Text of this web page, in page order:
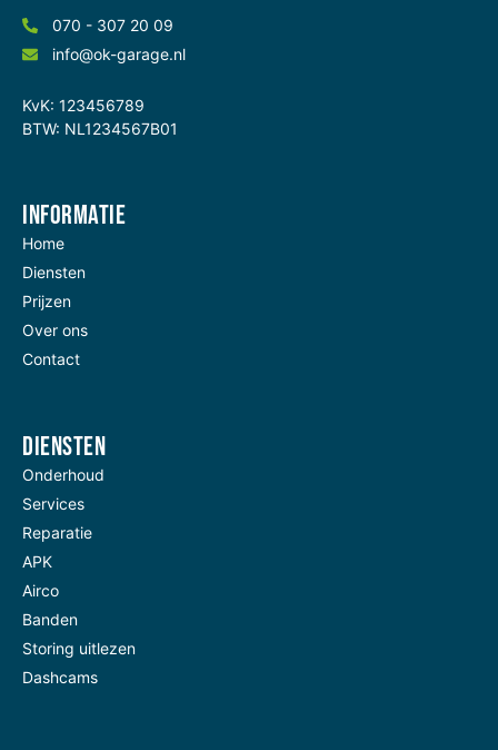
070 - 307 20 09
info@ok-garage.nl
KvK: 123456789
BTW: NL1234567B01
Informatie
Home
Diensten
Prijzen
Over ons
Contact
Diensten
Onderhoud
Services
Reparatie
APK
Airco
Banden
Storing uitlezen
Dashcams